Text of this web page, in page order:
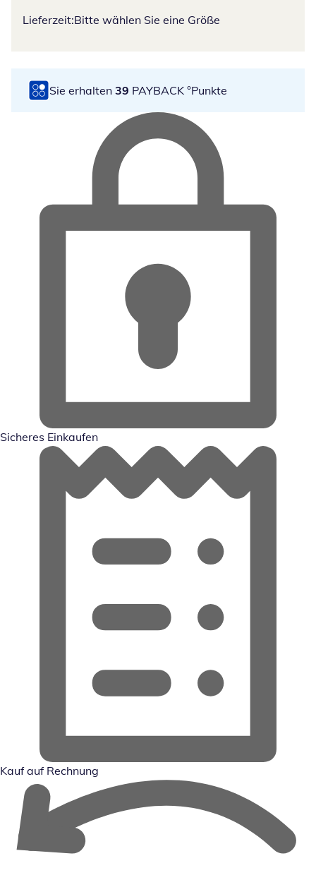
Lieferzeit:Bitte wählen Sie eine Größe
Sie erhalten 39 PAYBACK °Punkte
Sicheres Einkaufen
Kauf auf Rechnung